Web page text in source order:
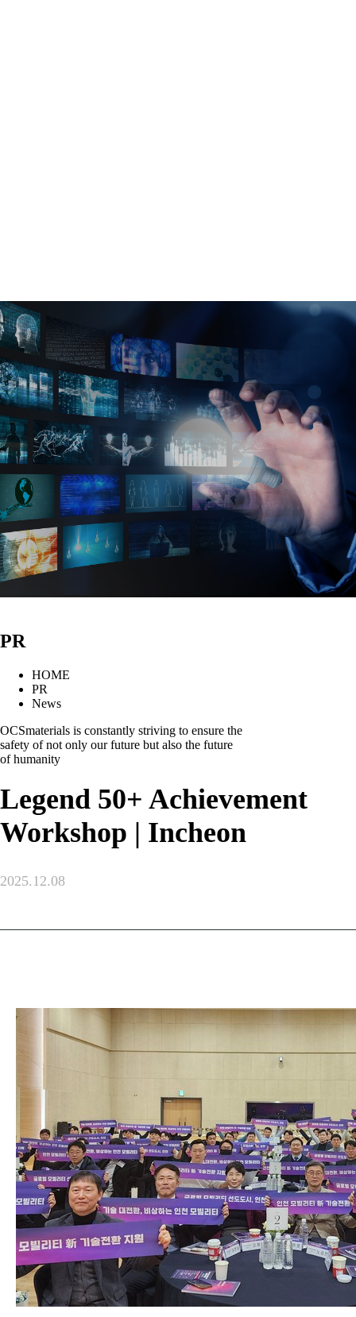
PR
HOME
PR
News
OCSmaterials is constantly striving to ensure the
safety of not only our future but also the future
of humanity
Legend 50+ Achievement
Workshop | Incheon
2025.12.08